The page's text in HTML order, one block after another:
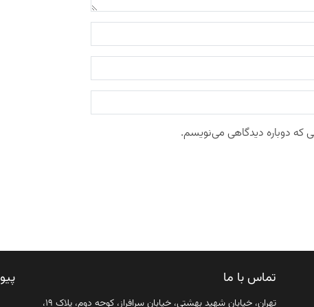
که دوباره دیدگاهی می‌نویسم.
تماس با ما
تهران، خیابان شهید بهشتی، خیابان سرافراز، کوچه دوم، پلاک ۱۹،